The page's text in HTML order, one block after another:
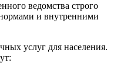
ведомства строго
и внутренними
услуг для населения.